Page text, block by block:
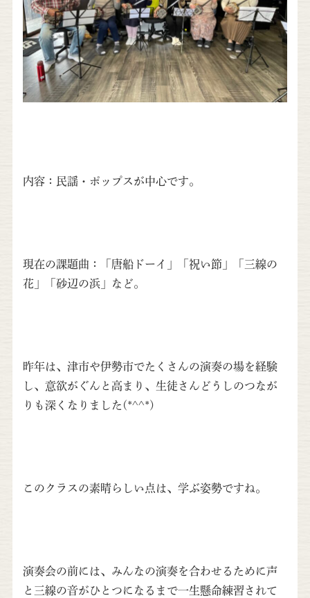
内容：民謡・ポップスが中心です。
現在の課題曲：「唐船ドーイ」「祝い節」「三線の
花」「砂辺の浜」など。
昨年は、津市や伊勢市でたくさんの演奏の場を経験
し、意欲がぐんと高まり、生徒さんどうしのつなが
りも深くなりました(*^^*)
このクラスの素晴らしい点は、学ぶ姿勢ですね。
演奏会の前には、みんなの演奏を合わせるために声
と三線の音がひとつになるまで一生懸命練習されて